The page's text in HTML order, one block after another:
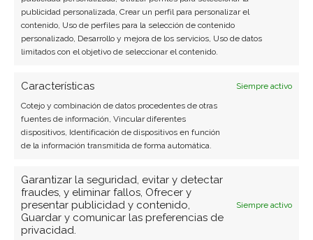
publicidad personalizada, Crear un perfil para personalizar el
contenido, Uso de perfiles para la selección de contenido
personalizado, Desarrollo y mejora de los servicios, Uso de datos
limitados con el objetivo de seleccionar el contenido.
Características
Siempre activo
Cotejo y combinación de datos procedentes de otras
fuentes de información, Vincular diferentes
dispositivos, Identificación de dispositivos en función
de la información transmitida de forma automática.
Garantizar la seguridad, evitar y detectar
fraudes, y eliminar fallos, Ofrecer y
presentar publicidad y contenido,
Guardar y comunicar las preferencias de
privacidad.
Siempre activo
BUSCAR